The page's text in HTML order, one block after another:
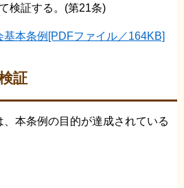
検証する。(第21条)
基本条例[PDFファイル／164KB]
証
本条例の目的が達成されている